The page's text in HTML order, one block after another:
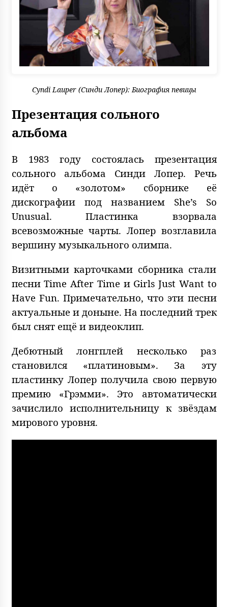
Cyndi Lauper (Синди Лопер): Биография певицы
Презентация сольного
альбома
В 1983 году состоялась презентация
сольного альбома Синди Лопер. Речь
идёт о «золотом» сборнике её
дискографии под названием She’s So
Unusual. Пластинка взорвала
всевозможные чарты. Лопер возглавила
вершину музыкального олимпа.
Визитными карточками сборника стали
песни Time After Time и Girls Just Want to
Have Fun. Примечательно, что эти песни
актуальные и доныне. На последний трек
был снят ещё и видеоклип.
Дебютный лонгплей несколько раз
становился «платиновым». За эту
пластинку Лопер получила свою первую
премию «Грэмми». Это автоматически
зачислило исполнительницу к звёздам
мирового уровня.